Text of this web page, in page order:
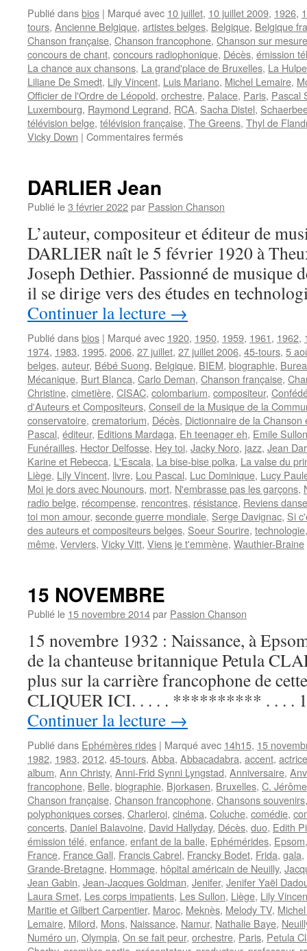
Publié dansbios | Marqué avec 10 juillet, 10 juillet 2009, 1926,
tours, Ancienne Belgique, artistes belges, Belgique, Belgique
Chanson française, Chanson francophone, Chanson sur mesure
concours de chant, concours radiophonique, Décès, émission
La chance aux chansons, La grand'place de Bruxelles, La Hulpe
Liliane De Smedt, Lily Vincent, Luis Mariano, Michel Lemaire,
Officier de l'Ordre de Léopold, orchestre, Palace, Paris, Pascal
Luxembourg, Raymond Legrand, RCA, Sacha Distel,
télévision belge, télévision française, The Greens, Thyl de
Vicky Down | Commentaires ferméssur
DARLIER Jean
Publié le3 février 2022par Passion Chanson
L’auteur, compositeur et éditeur de
DARLIER naît le 5 février 1920 à
Joseph Dethier. Passionné de musique
il se dirige vers des études en
Continuer la lecture →
Publié dansbios | Marqué avec 1920, 1950, 1959, 1961, 1962,
1974, 1983, 1995, 2006, 27 juillet, 27 juillet 2006, 45-tours, 5
belges, auteur, Bébé Suong, Belgique, BIEM, biographie,
Mécanique, Burt Blanca, Carlo Deman, Chanson française,
Christine, cimetière, CISAC, colombarium, compositeur,
d'Auteurs et Compositeurs, Conseil de la Musique de la
conservatoire, crematorium, Décès, Dictionnaire de la
Pascal, éditeur, Editions Mardaga, Eh teenager eh, Emile Sullon
Funérailles, Hector Delfosse, Hey toi, Jacky Noro, jazz, Jean
Karine et Rebecca, L'Escala, La bise-bise polka, La valse du
Liège, Lily Vincent, livre, Lou Pascal, Luc Dominique, Lucy
Moi je dors avec Nounours, mort, N'embrasse pas les garçons,
radio belge, récompense, rencontres, résistance, Reviens
toi mon amour, seconde guerre mondiale, Serge Davignac, Si
des auteurs et compositeurs belges, Soeur Sourire, technologie
même, Verviers, Vicky Vitt, Viens je t'emmène, Wauthier-Braine
15 NOVEMBRE
Publié le 15 novembre 2014par Passion Chanson
15 novembre 1932 : Naissance, à
de la chanteuse britannique Petula
plus sur la carrière francophone de
CLIQUER ICI. . . . . ********** . . . .
Continuer la lecture →
Publié dans Ephémères rides | Marqué avec 14h15, 15
1982, 1983, 2012, 45-tours, Abba, Abbacadabra, accent, actrice
album, Ann Christy, Anni-Frid Synni Lyngstad, Anniversaire,
francophone, Belle, biographie, Bjorkasen, Bruxelles, C. Jérôme
Chanson française, Chanson francophone, Chansons souvenirs
polyphoniques corses, Charleroi, cinéma, Coluche, comédie,
concerts, Daniel Balavoine, David Hallyday, Décès, duo, Edith
émission télé, enfance, enfant de la balle, Ephémérides, Epsom
France, France Gall, Francis Cabrel, Francky Bodet, Frida, gala,
Grande-Bretagne, Hommage, hôpital américain de Neuilly,
Jean Gabin, Jean-Jacques Goldman, Jenifer, Jenifer Yaël
Laura Smet, Les corps impatients, Les Sullon, Liège, Lily
Maritie et Gilbert Carpentier, Maroc, Meknès, Melody TV,
Lemaire, Milord, Mons, Naissance, Namur, Nathalie Baye,
Numéro un, Olympia, On se fait peur, orchestre, Paris, Petula